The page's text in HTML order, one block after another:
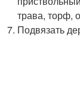
трава, торф,
Подвязать